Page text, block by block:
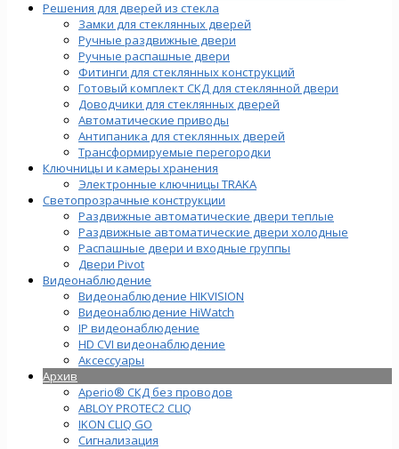
Решения для дверей из стекла
Замки для стеклянных дверей
Ручные раздвижные двери
Ручные распашные двери
Фитинги для стеклянных конструкций
Готовый комплект СКД для стеклянной двери
Доводчики для стеклянных дверей
Автоматические приводы
Антипаника для стеклянных дверей
Трансформируемые перегородки
Ключницы и камеры хранения
Электронные ключницы TRAKA
Светопрозрачные конструкции
Раздвижные автоматические двери теплые
Раздвижные автоматические двери холодные
Распашные двери и входные группы
Двери Pivot
Видеонаблюдение
Видеонаблюдение HIKVISION
Видеонаблюдение HiWatch
IP видеонаблюдение
HD CVI видеонаблюдение
Аксессуары
Архив
Aperio® СКД без проводов
ABLOY PROTEC2 CLIQ
IKON CLIQ GO
Сигнализация